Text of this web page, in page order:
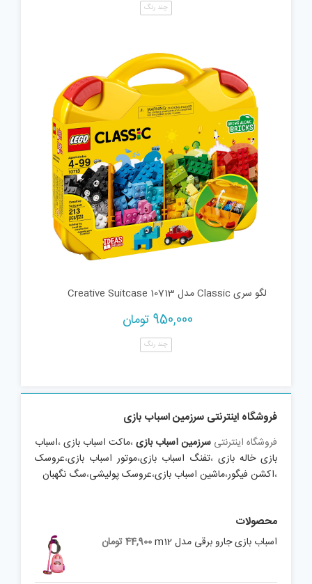
چند رنگ
لگو سری Classic مدل Creative Suitcase 10713
950,000 تومان
چند رنگ
فروشگاه اینترنتی سرزمین اسباب بازی
فروشگاه اینترنتی سرزمین اسباب بازی،ماکت اسباب بازی،اسباب
بازی خاله بازی ،تفنگ اسباب بازی،موتور اسباب بازی،عروسک
،اکشن فیگور،ماشین اسباب بازی،عروسک پولیشی،سگ نگهبان
محصولات
اسباب بازی جارو برقی مدل m12 44,900تومان